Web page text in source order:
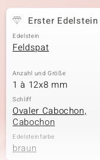
Erster Edelstein
Edelstein
Feldspat
Anzahl und Größe
1 à 12x8 mm
Schliff
Ovaler Cabochon,
Cabochon
Edelsteinfarbe
braun